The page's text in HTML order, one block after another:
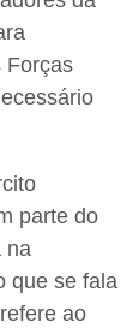
Forças
parte do
na
que se fala
ao